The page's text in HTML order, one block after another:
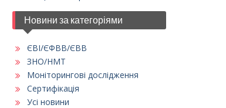
Новини за категоріями
ЄВІ/ЄФВВ/ЄВВ
ЗНО/НМТ
Моніторингові дослідження
Сертифікація
Усі новини